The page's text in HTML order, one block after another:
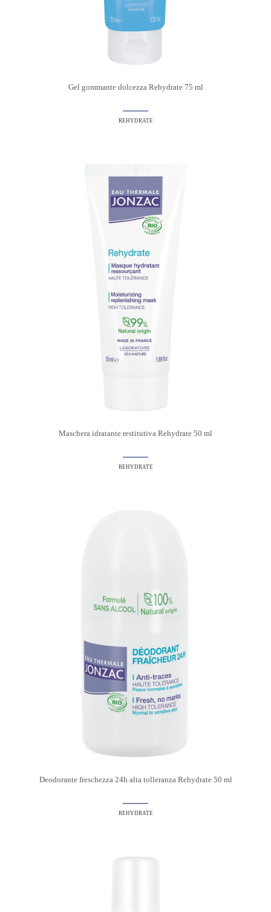
Gel gommante dolcezza Rehydrate 75 ml
REHYDRATE
Maschera idratante restitutiva Rehydrate 50 ml
REHYDRATE
Deodorante freschezza 24h alta tolleranza Rehydrate 50 ml
REHYDRATE